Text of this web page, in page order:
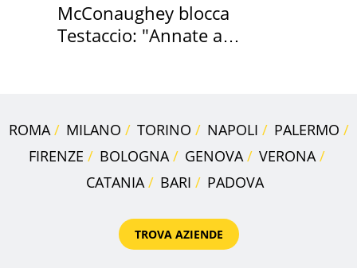
McConaughey blocca
Testaccio: "Annate a
ROMA MILANO TORINO NAPOLI
PALERMO
FIRENZE
BOLOGNA GENOVA
VERONA
CATANIA
BARI PADOVA
TROVA AZIENDE